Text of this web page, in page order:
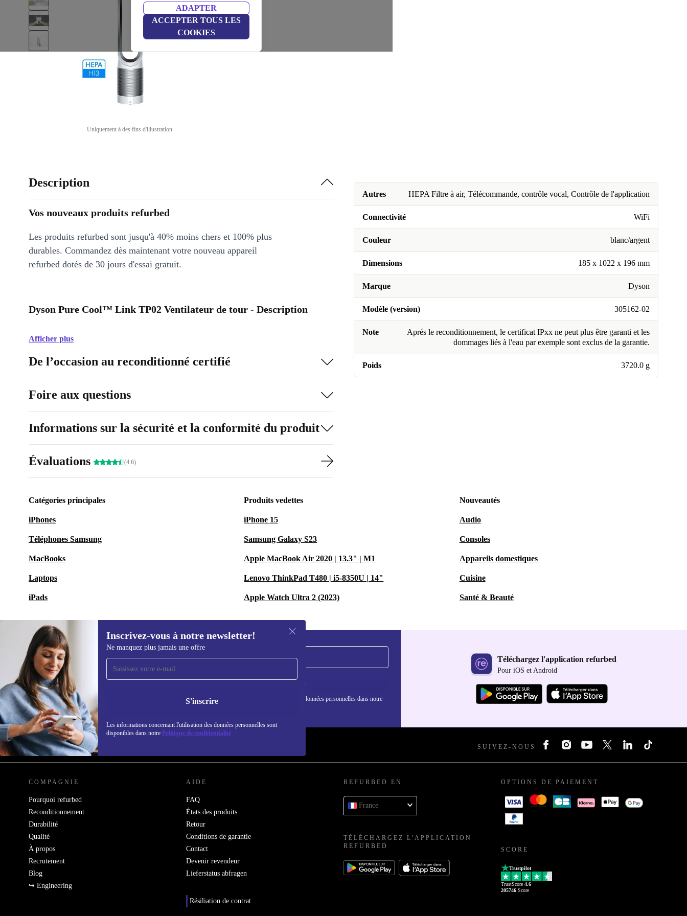
ADAPTER
ACCEPTER TOUS LES
COOKIES
Uniquement à des fins d'illustration
Autres HEPA Filtre à air, Télécommande, contrôle vocal, Contrôle de l'application
Connectivité WiFi
Couleur blanc/argent
Dimensions 185 x 1022 x 196 mm
Marque Dyson
Modèle (version) 305162-02
Note
Aprés le reconditionnement, le certificat IPxx ne peut plus être garanti et les
dommages liés à l'eau par exemple sont exclus de la garantie.
Poids 3720.0 g
Description
Vos nouveaux produits refurbed
Les produits refurbed sont jusqu'à 40% moins chers et 100% plus
durables. Commandez dès maintenant votre nouveau appareil
refurbed dotés de 30 jours d'essai gratuit.
Dyson Pure Cool™ Link TP02 Ventilateur de tour - Description
Afficher plus
De l’occasion au reconditionné certifié
Foire aux questions
Informations sur la sécurité et la conformité du produit
Évaluations (4.6)
Catégories principales
iPhones
Téléphones Samsung
MacBooks
Laptops
iPads
Produits vedettes
iPhone 15
Samsung Galaxy S23
Apple MacBook Air 2020 | 13.3" | M1
Lenovo ThinkPad T480 | i5-8350U | 14"
Apple Watch Ultra 2 (2023)
Nouveautés
Audio
Consoles
Appareils domestiques
Cuisine
Santé & Beauté
Inscrivez-vous à notre newsletter!
Ne manquez plus jamais une offre
S'inscrire
Les informations concernant l'utilisation des données personnelles sont
disponibles dans notre Politique de confidentialité
Recevoir offres et infos de
refurbed par mail
Ne manquez plus aucune offre.
S'inscrire
Retrouvez les informations sur l'utilisation des données personnelles dans notre
Téléchargez l'application refurbed
Pour iOS et Android
REFURBED FRANCE - RETHINK NEW. SUIVEZ-NOUS
COMPAGNIE
Pourquoi refurbed
Reconditionnement
Durabilité
Qualité
À propos
Recrutement
Blog
↪ Engineering
AIDE
FAQ
États des produits
Retour
Conditions de garantie
Contact
Devenir revendeur
Lieferstatus abfragen
Résiliation de contrat
REFURBED EN
France
TÉLÉCHARGEZ L'APPLICATION
REFURBED
OPTIONS DE PAIEMENT
SCORE
Trustpilot
TrustScore 4.6
205746 Score